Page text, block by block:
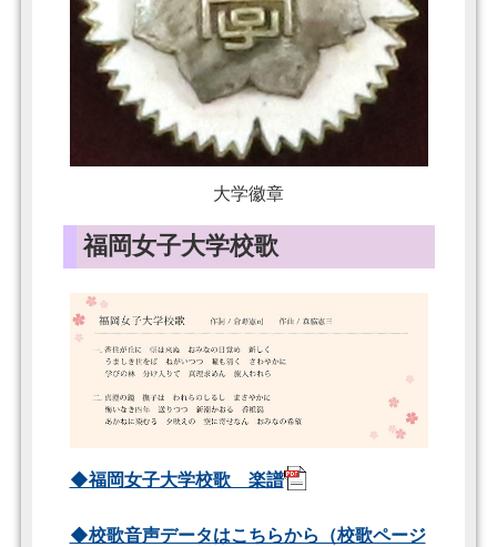
大学徽章
福岡女子大学校歌
◆福岡女子大学校歌 楽譜
◆校歌音声データはこちらから（校歌ページ